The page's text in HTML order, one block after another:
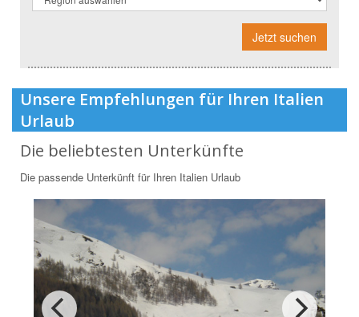
Jetzt suchen
Unsere Empfehlungen für Ihren Italien
Urlaub
Die beliebtesten Unterkünfte
Die passende Unterkünft für Ihren Italien Urlaub